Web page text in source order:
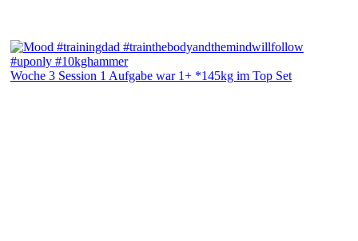
Woche 3 Session 1 Aufgabe war 1+ *145kg im Top Set